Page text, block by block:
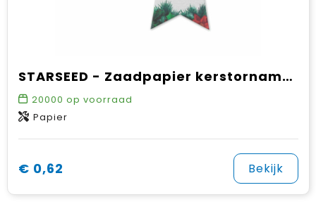
STARSEED - Zaadpapier kerstornament
20000 op voorraad
Papier
€ 0,62 Bekijk